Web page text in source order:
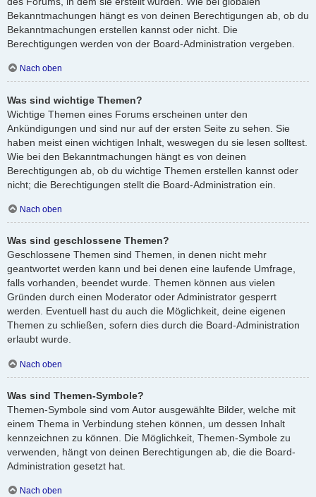
Bekanntmachungen hängt es von deinen Berechtigungen ab, ob du
Bekanntmachungen erstellen kannst oder nicht. Die
Berechtigungen werden von der Board-Administration vergeben.
Nach oben
Was sind wichtige Themen?
Wichtige Themen eines Forums erscheinen unter den
Ankündigungen und sind nur auf der ersten Seite zu sehen. Sie
haben meist einen wichtigen Inhalt, weswegen du sie lesen solltest.
Wie bei den Bekanntmachungen hängt es von deinen
Berechtigungen ab, ob du wichtige Themen erstellen kannst oder
nicht; die Berechtigungen stellt die Board-Administration ein.
Nach oben
Was sind geschlossene Themen?
Geschlossene Themen sind Themen, in denen nicht mehr
geantwortet werden kann und bei denen eine laufende Umfrage,
falls vorhanden, beendet wurde. Themen können aus vielen
Gründen durch einen Moderator oder Administrator gesperrt
werden. Eventuell hast du auch die Möglichkeit, deine eigenen
Themen zu schließen, sofern dies durch die Board-Administration
erlaubt wurde.
Nach oben
Was sind Themen-Symbole?
Themen-Symbole sind vom Autor ausgewählte Bilder, welche mit
einem Thema in Verbindung stehen können, um dessen Inhalt
kennzeichnen zu können. Die Möglichkeit, Themen-Symbole zu
verwenden, hängt von deinen Berechtigungen ab, die die Board-
Administration gesetzt hat.
Nach oben